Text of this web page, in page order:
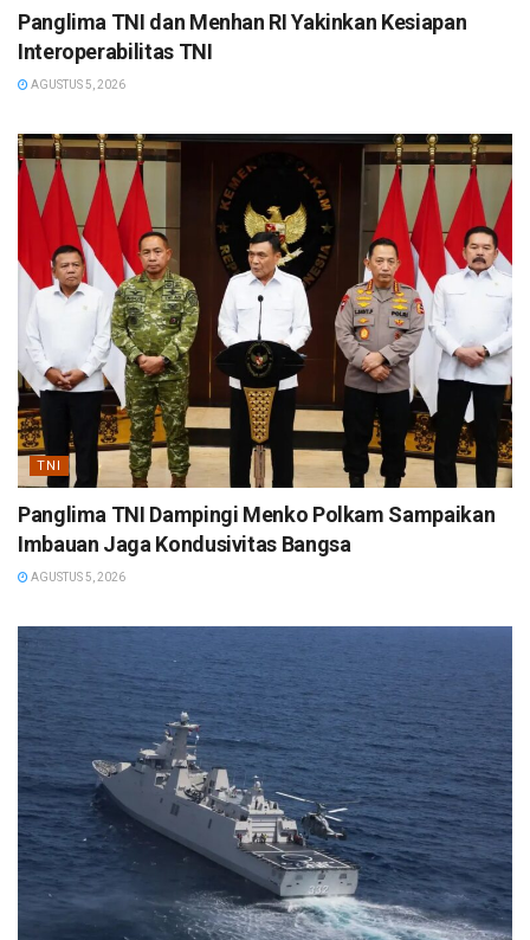
Panglima TNI dan Menhan RI Yakinkan Kesiapan
Interoperabilitas TNI
AGUSTUS 5, 2026
TNI
Panglima TNI Dampingi Menko Polkam Sampaikan
Imbauan Jaga Kondusivitas Bangsa
AGUSTUS 5, 2026